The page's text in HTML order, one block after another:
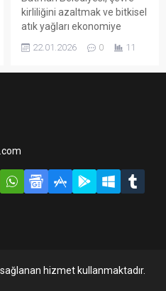
kirliliğini azaltmak ve bitkisel
atık yağları ekonomiye
önemli bir projeyi hayata
22.01.2026 0 11
hizmet kullanmaktadır.